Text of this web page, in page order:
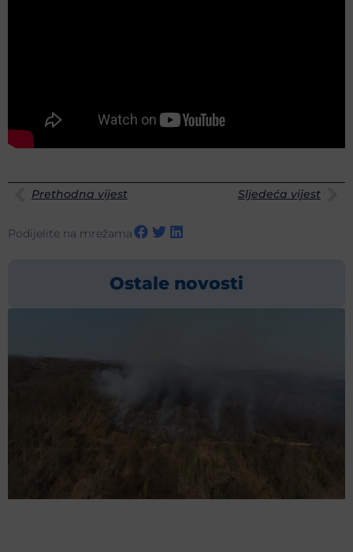
Prethodna vijest Sljedeća vijest
Podijelite na mrežama
Ostale novosti